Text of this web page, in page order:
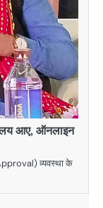
आए, ऑनलाइन
व्यवस्था के